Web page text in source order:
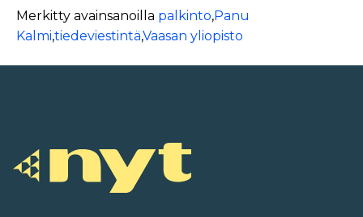
Merkitty avainsanoilla palkinto,Panu
Kalmi,tiedeviestintä,Vaasan yliopisto